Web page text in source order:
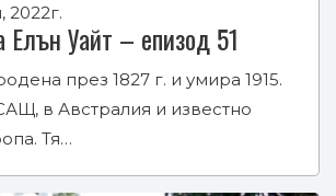
2022г.
Елън Уайт – епизод 51
през 1827 г. и умира 1915.
в Австралия и известно
Тя…